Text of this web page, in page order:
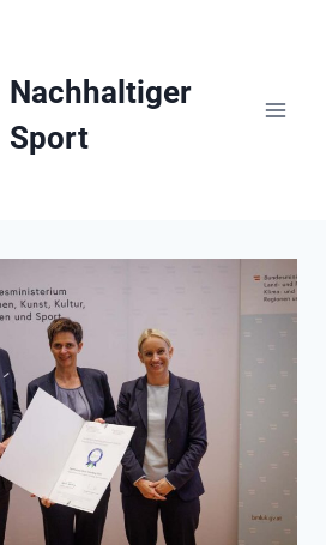
Nachhaltiger
Sport